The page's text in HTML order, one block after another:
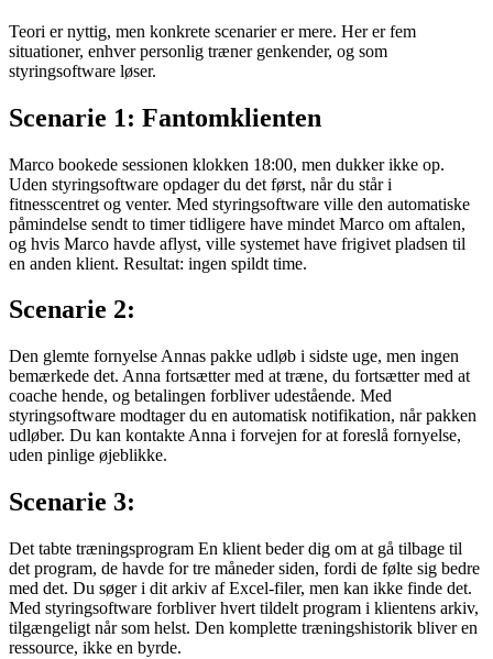
Teori er nyttig, men konkrete scenarier er mere. Her er fem
situationer, enhver personlig træner genkender, og som
styringsoftware løser.
Scenarie 1: Fantomklienten
Marco bookede sessionen klokken 18:00, men dukker ikke op.
Uden styringsoftware opdager du det først, når du står i
fitnesscentret og venter. Med styringsoftware ville den automatiske
påmindelse sendt to timer tidligere have mindet Marco om aftalen,
og hvis Marco havde aflyst, ville systemet have frigivet pladsen til
en anden klient. Resultat: ingen spildt time.
Scenarie 2:
Den glemte fornyelse Annas pakke udløb i sidste uge, men ingen
bemærkede det. Anna fortsætter med at træne, du fortsætter med at
coache hende, og betalingen forbliver udestående. Med
styringsoftware modtager du en automatisk notifikation, når pakken
udløber. Du kan kontakte Anna i forvejen for at foreslå fornyelse,
uden pinlige øjeblikke.
Scenarie 3:
Det tabte træningsprogram En klient beder dig om at gå tilbage til
det program, de havde for tre måneder siden, fordi de følte sig bedre
med det. Du søger i dit arkiv af Excel-filer, men kan ikke finde det.
Med styringsoftware forbliver hvert tildelt program i klientens arkiv,
tilgængeligt når som helst. Den komplette træningshistorik bliver en
ressource, ikke en byrde.